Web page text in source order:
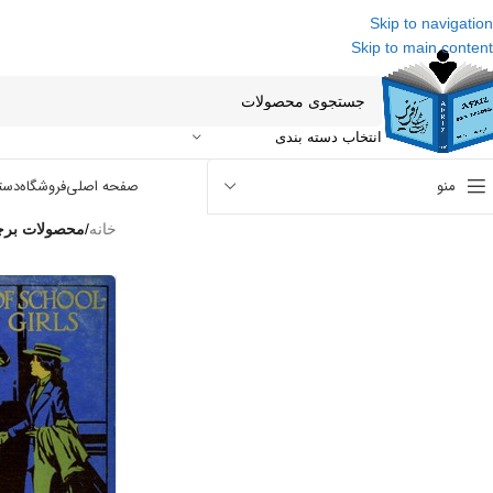
Skip to navigation
Skip to main content
انتخاب دسته بندی
منو صفحه اصلیفروشگاه
خانه/محصولات